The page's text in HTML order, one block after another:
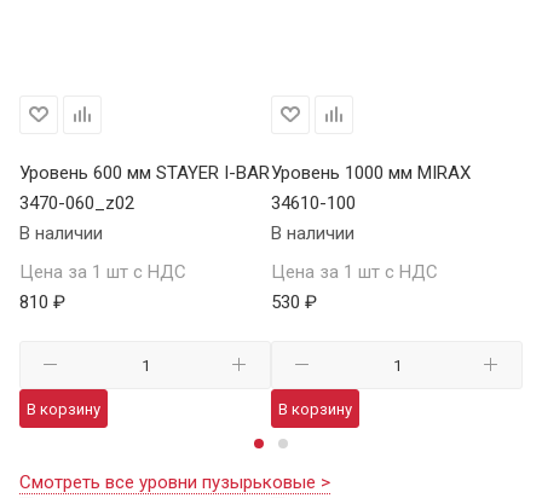
Уровень 600 мм STAYER I-BAR
3470-060_z02
В наличии
Цена за 1 шт с НДС
810 ₽
В корзину
Уровень 1000 мм MIRAX
34610-100
В наличии
Цена за 1 шт с НДС
530 ₽
В корзину
Смотреть все уровни пузырьковые >